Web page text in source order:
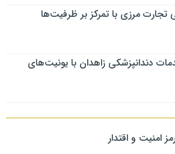
تجارت مرزی با تمرکز بر ظرفیت‌ها
دندانپزشکی زاهدان با یونیت‌های
امنیت و اقتدار